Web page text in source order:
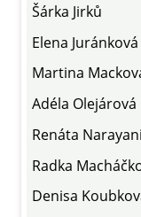
Šárka Jirků
Elena Juránková
Martina
Adéla Olejárová
Renáta
Radka
Denisa